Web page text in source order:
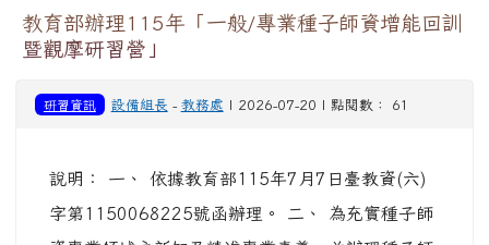
教育部辦理115年「一般/專業種子師資增能回訓
暨觀摩研習營」
研習資訊 設備組長 - 教務處 | 2026-07-20 | 點閱數： 61
說明： 一、 依據教育部115年7月7日臺教資(六)
字第1150068225號函辦理。 二、 為充實種子師